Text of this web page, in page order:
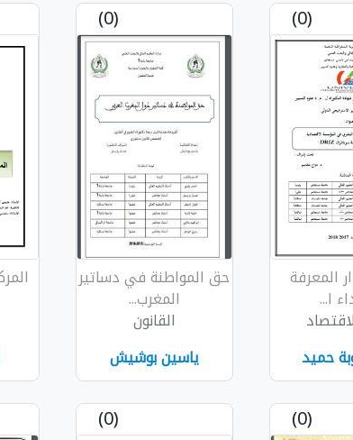
(0)
المعرفة
ا...
حميد
(0)
حق المواطنة في دساتير
المغرب...
القانون
ياسين بوشيش
(0)
(0)